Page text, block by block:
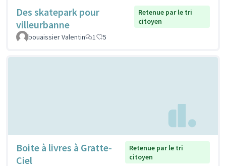
Des skatepark pour
villeurbanne
Retenue par le tri
citoyen
bouaissier Valentin
1 5
Boite à livres à Gratte-
Ciel
Retenue par le tri
citoyen